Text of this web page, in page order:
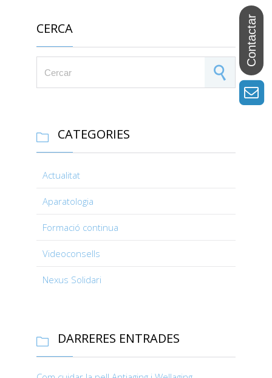
CERCA
 CATEGORIES
Actualitat
Aparatologia
Formació continua
Videoconsells
Nexus Solidari
 DARRERES ENTRADES